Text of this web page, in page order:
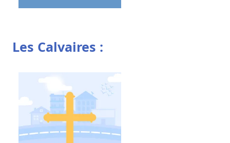
Les Calvaires :